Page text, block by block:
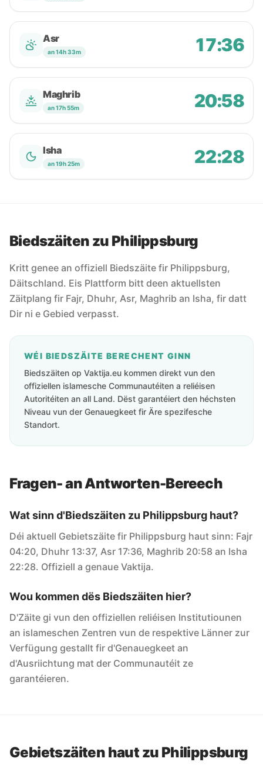
Asr
an 14h 33m 17:36
Maghrib
an 17h 55m 20:58
Isha
an 19h 25m 22:28
Biedszäiten zu Philippsburg
Kritt genee an offiziell Biedszäite fir Philippsburg,
Däitschland. Eis Plattform bitt deen aktuellsten
Zäitplang fir Fajr, Dhuhr, Asr, Maghrib an Isha, fir datt
Dir ni e Gebied verpasst.
WÉI BIEDSZÄITE BERECHENT GINN
Biedszäiten op Vaktija.eu kommen direkt vun den
offiziellen islamesche Communautéiten a reliéisen
Autoritéiten an all Land. Dëst garantéiert den héchsten
Niveau vun der Genauegkeet fir Äre spezifesche
Standort.
Fragen- an Antworten-Bereech
Wat sinn d'Biedszäiten zu Philippsburg haut?
Déi aktuell Gebietszäite fir Philippsburg haut sinn: Fajr
04:20, Dhuhr 13:37, Asr 17:36, Maghrib 20:58 an Isha
22:28. Offiziell a genaue Vaktija.
Wou kommen dës Biedszäiten hier?
D'Zäite gi vun den offiziellen reliéisen Institutiounen
an islameschen Zentren vun de respektive Länner zur
Verfügung gestallt fir d'Genauegkeet an
d'Ausriichtung mat der Communautéit ze
garantéieren.
Gebietszäiten haut zu Philippsburg